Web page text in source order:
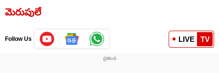
మెరుపులే
Follow Us LIVE TV